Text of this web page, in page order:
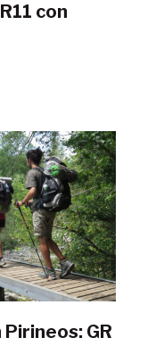
con
GR